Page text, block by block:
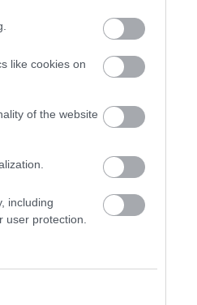
like cookies on
of the website
including
protection.
Cnoga Medical
Cola (1) Cockpit
Colosseum Sport
Compugen
Innovation
Innovation Lab
crowdfunding
János
Köztársaság
csepegtető öntözés
csúcstechnológia
daganatos
DAMO Academy